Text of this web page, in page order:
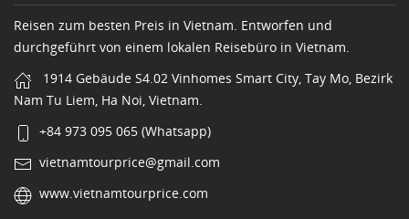
Reisen zum besten Preis in Vietnam. Entworfen und
durchgeführt von einem lokalen Reisebüro in Vietnam.
1914 Gebäude S4.02 Vinhomes Smart City, Tay Mo, Bezirk
Nam Tu Liem, Ha Noi, Vietnam.
+84 973 095 065 (Whatsapp)
vietnamtourprice@gmail.com
www.vietnamtourprice.com